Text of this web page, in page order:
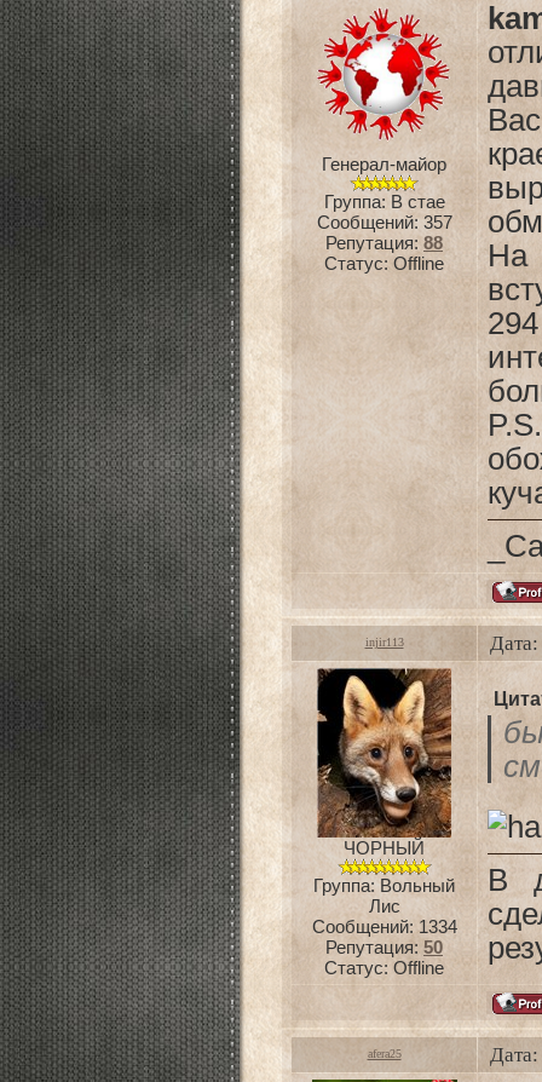
Генерал-майор
Группа: В стае
Сообщений:357
Репутация: 88
Статус: Offline
На
injir113
ЧОРНЫЙ
Группа: Вольный
Лис
Сообщений:1334
Репутация: 50
Статус: Offline
В
afera25